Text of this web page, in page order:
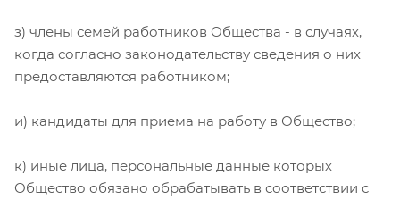
з) члены семей работников Общества - в случаях,
когда согласно законодательству сведения о них
предоставляются работником;
и) кандидаты для приема на работу в Общество;
к) иные лица, персональные данные которых
Общество обязано обрабатывать в соответствии с